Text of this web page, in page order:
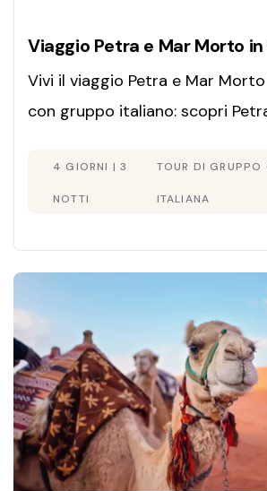
Viaggio Petra e Mar Morto
Vivi il viaggio Petra e Mar
con gruppo italiano: scopri
domenica, martedì e giovedì.
4 GIORNI | 3
NOTTI
TOUR DI GRUPPO
ITALIANA